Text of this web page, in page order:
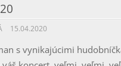
15.04.2020
s vynikajúcimi